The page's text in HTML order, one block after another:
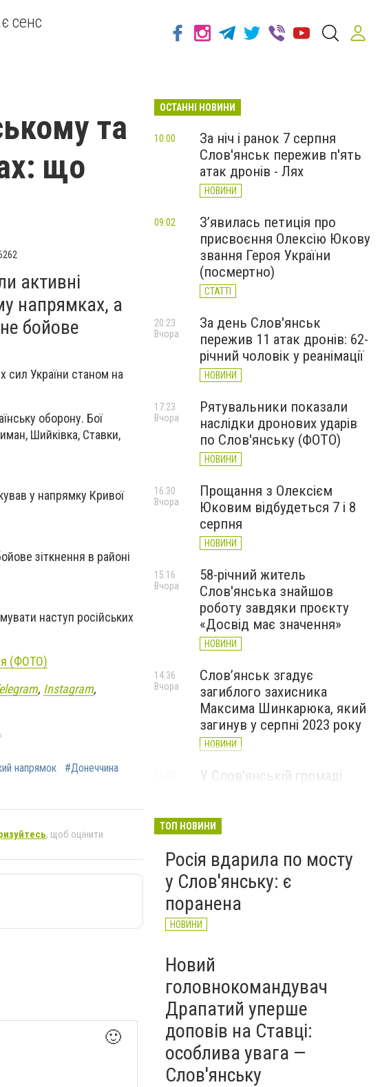
сенс
та
що
активні
напрямках, а
бойове
сил України станом на
оборону. Бої
Шийківка, Ставки,
у напрямку Кривої
зіткнення в районі
наступ російських
(ФОТО)
, Instagram,
напрямок
#Донеччина
, щоб оцінити
🙂
ОСТАННІ НОВИНИ
За ніч і ранок 7 серпня
Слов'янськ пережив п'ять
атак дронів - Лях
НОВИНИ
10:00
З’явилась петиція про
присвоєння Олексію Юкову
звання Героя України
(посмертно)
СТАТТІ
09:02
За день Слов'янськ
пережив 11 атак дронів: 62-
річний чоловік у реанімації
НОВИНИ
20:23
Вчора
Рятувальники показали
наслідки дронових ударів
по Слов'янську (ФОТО)
НОВИНИ
17:23
Вчора
Прощання з Олексієм
Юковим відбудеться 7 і 8
серпня
НОВИНИ
16:30
Вчора
58-річний житель
Слов'янська знайшов
роботу завдяки проєкту
«Досвід має значення»
НОВИНИ
15:16
Вчора
Слов’янськ згадує
загиблого захисника
Максима Шинкарюка, який
загинув у серпні 2023 року
НОВИНИ
14:36
Вчора
У Слов'янській громаді
НОВИНИ
ТОП НОВИНИ
Росія вдарила по мосту
у Слов'янську: є
поранена
НОВИНИ
Новий
головнокомандувач
Драпатий уперше
доповів на Ставці:
особлива увага —
Слов'янську